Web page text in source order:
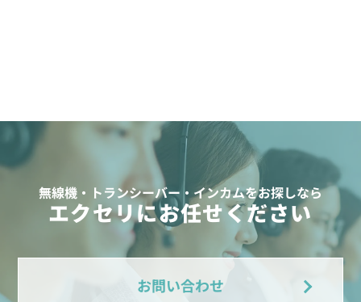
無線機・トランシーバー・インカムをお探しなら
エクセリにお任せください
お問い合わせ